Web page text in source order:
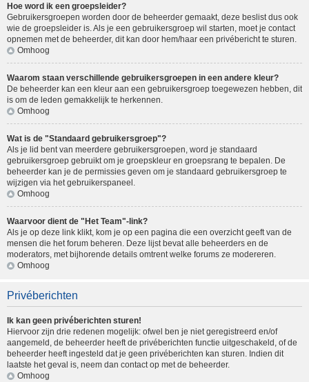
Hoe word ik een groepsleider?
Gebruikersgroepen worden door de beheerder gemaakt, deze beslist dus ook
wie de groepsleider is. Als je een gebruikersgroep wil starten, moet je contact
opnemen met de beheerder, dit kan door hem/haar een privébericht te sturen.
Omhoog
Waarom staan verschillende gebruikersgroepen in een andere kleur?
De beheerder kan een kleur aan een gebruikersgroep toegewezen hebben, dit
is om de leden gemakkelijk te herkennen.
Omhoog
Wat is de "Standaard gebruikersgroep"?
Als je lid bent van meerdere gebruikersgroepen, word je standaard
gebruikersgroep gebruikt om je groepskleur en groepsrang te bepalen. De
beheerder kan je de permissies geven om je standaard gebruikersgroep te
wijzigen via het gebruikerspaneel.
Omhoog
Waarvoor dient de "Het Team"-link?
Als je op deze link klikt, kom je op een pagina die een overzicht geeft van de
mensen die het forum beheren. Deze lijst bevat alle beheerders en de
moderators, met bijhorende details omtrent welke forums ze modereren.
Omhoog
Privéberichten
Ik kan geen privéberichten sturen!
Hiervoor zijn drie redenen mogelijk: ofwel ben je niet geregistreerd en/of
aangemeld, de beheerder heeft de privéberichten functie uitgeschakeld, of de
beheerder heeft ingesteld dat je geen privéberichten kan sturen. Indien dit
laatste het geval is, neem dan contact op met de beheerder.
Omhoog